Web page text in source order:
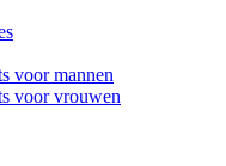
voor mannen
voor vrouwen